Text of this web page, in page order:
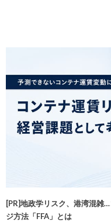
[PR]地政学リスク、港湾混雑
ジ方法「FFA」とは